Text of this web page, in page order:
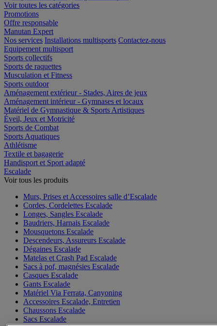
Voir toutes les catégories
Promotions
Offre responsable
Manutan Expert
Nos services Installations multisports Contactez-nous
Equipement multisport
Sports collectifs
Sports de raquettes
Musculation et Fitness
Sports outdoor
Aménagement extérieur - Stades, Aires de jeux
Aménagement intérieur - Gymnases et locaux
Matériel de Gymnastique & Sports Artistiques
Éveil, Jeux et Motricité
Sports de Combat
Sports Aquatiques
Athlétisme
Textile et bagagerie
Handisport et Sport adapté
Escalade
Voir tous les produits
Murs, Prises et Accessoires salle d’Escalade
Cordes, Cordelettes Escalade
Longes, Sangles Escalade
Baudriers, Harnais Escalade
Mousquetons Escalade
Descendeurs, Assureurs Escalade
Dégaines Escalade
Matelas et Crash Pad Escalade
Sacs à pof, magnésies Escalade
Casques Escalade
Gants Escalade
Matériel Via Ferrata, Canyoning
Accessoires Escalade, Entretien
Chaussons Escalade
Sacs Escalade